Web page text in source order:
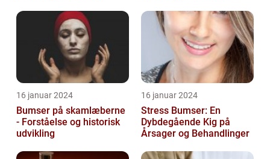
skønhedsanbefaling
16 januar 2024
Bumser på skamlæberne
- Forståelse og historisk
udvikling
16 januar 2024
Stress Bumser: En
Dybdegående Kig på
Årsager og Behandlinger